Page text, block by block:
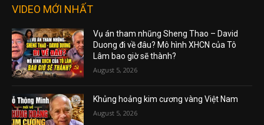
VIDEO MỚI NHẤT
Vụ án tham nhũng Sheng Thao – David
Duong đi về đâu? Mô hình XHCN của Tô
Lâm bao giờ sẽ thành?
August 5, 2026
Khủng hoảng kim cương vàng Việt Nam
August 5, 2026